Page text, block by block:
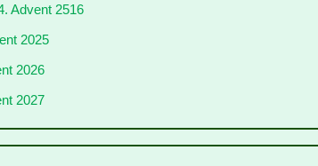
Advent 2516
2025
2026
2027